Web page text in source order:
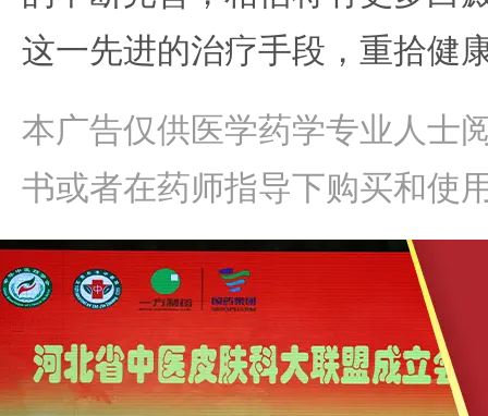
这一先进的治疗手段，重拾健
本广告仅供医学药学专业人士
书或者在药师指导下购买和使